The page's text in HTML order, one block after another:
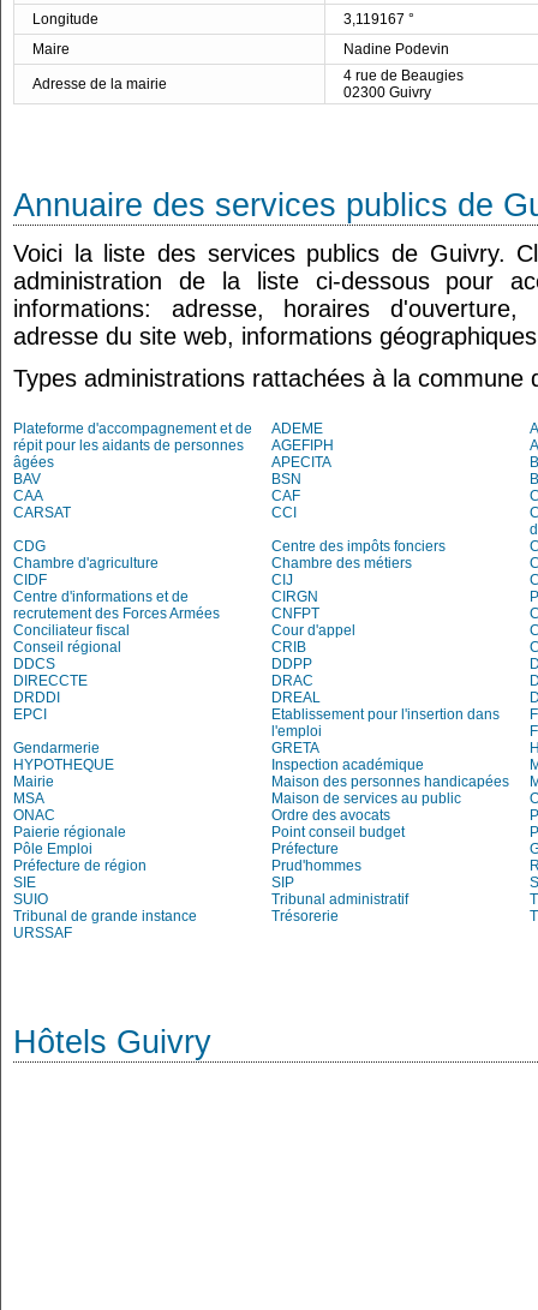
Longitude
3,119167 °
Maire
Nadine Podevin
Adresse de la mairie
4 rue de Beaugies
02300 Guivry
Annuaire des services publics de
Voici la liste des services publics de Guivry.
administration de la liste ci-dessous pour
informations: adresse, horaires
adresse du site web, informations
Types administrations rattachées à la commune
Plateforme d'accompagnement et de
répit pour les aidants de personnes
âgées
ADEME
AGEFIPH
APECITA
BAV
BSN
CAA
CAF
CARSAT
CCI
CDG
Centre des impôts fonciers
Chambre d'agriculture
Chambre des métiers
CIDF
CIJ
Centre d'informations et de
recrutement des Forces Armées
CIRGN
CNFPT
Conciliateur fiscal
Cour d'appel
Conseil régional
CRIB
DDCS
DDPP
DIRECCTE
DRAC
DRDDI
DREAL
EPCI
Etablissement pour l'insertion dans
l'emploi
Gendarmerie
GRETA
HYPOTHEQUE
Inspection académique
Mairie
Maison des personnes handicapées
MSA
Maison de services au public
ONAC
Ordre des avocats
Paierie régionale
Point conseil budget
Pôle Emploi
Préfecture
Préfecture de région
Prud'hommes
SIE
SIP
SUIO
Tribunal administratif
Tribunal de grande instance
Trésorerie
URSSAF
Hôtels Guivry